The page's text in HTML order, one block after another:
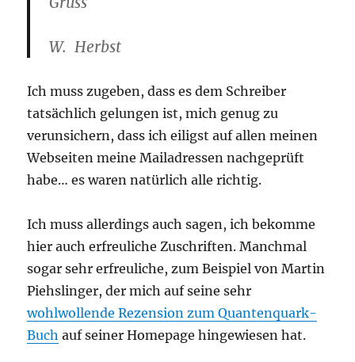
W. Herbst
Ich muss zugeben, dass es dem Schreiber
tatsächlich gelungen ist, mich genug zu
verunsichern, dass ich eiligst auf allen meinen
Webseiten meine Mailadressen nachgeprüft
habe… es waren natürlich alle richtig.
Ich muss allerdings auch sagen, ich bekomme
hier auch erfreuliche Zuschriften. Manchmal
sogar sehr erfreuliche, zum Beispiel von Martin
Piehslinger, der mich auf seine sehr
wohlwollende Rezension zum Quantenquark-
Buch auf seiner Homepage hingewiesen hat.